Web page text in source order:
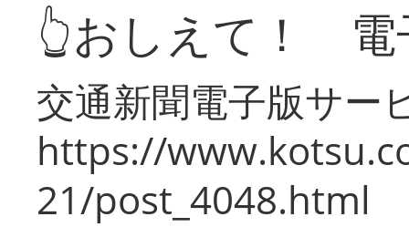
👆おしえて！ 電
交通新聞電子版サー
https://
21/post_4048.html